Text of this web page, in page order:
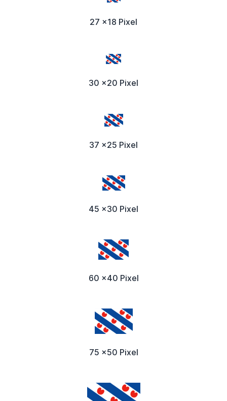
27 x18 Pixel
30 x20 Pixel
37 x25 Pixel
45 x30 Pixel
60 x40 Pixel
75 x50 Pixel